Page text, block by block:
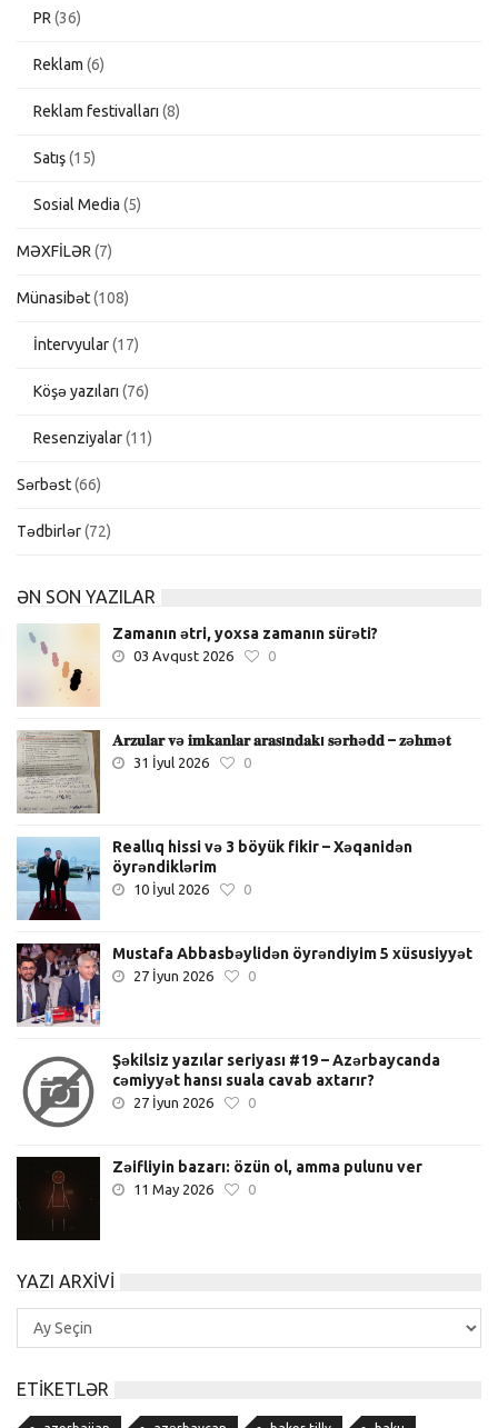
PR (36)
Reklam (6)
Reklam festivalları (8)
Satış(15)
Sosial Media (5)
MƏXFİLƏR (7)
Münasibət(108)
İntervyular(17)
Köşə yazıları (76)
Resenziyalar(11)
Sərbəst(66)
Tədbirlər(72)
ƏN SON YAZILAR
Zamanın ətri, yoxsa zamanın sürəti?
03 Avqust 2026 0
𝐀𝐫𝐳𝐮𝐥𝐚𝐫 𝐯ə 𝐢𝐦𝐤𝐚𝐧𝐥𝐚𝐫 𝐚𝐫𝐚𝐬ı𝐧𝐝𝐚𝐤ı 𝐬ə𝐫𝐡ə𝐝𝐝 – 𝐳ə𝐡𝐦ə𝐭
31 İyul 2026 0
Reallıq hissi və 3 böyük fikir – Xəqanidən
öyrəndiklərim
10 İyul 2026 0
Mustafa Abbasbəylidən öyrəndiyim 5 xüsusiyyət
27 İyun 2026 0
Şəkilsiz yazılar seriyası #19 – Azərbaycanda
cəmiyyət hansı suala cavab axtarır?
27 İyun 2026 0
Zəifliyin bazarı: özün ol, amma pulunu ver
11 May 2026 0
YAZI ARXIVI
Yazı
Arxivi
ETIKETLƏR